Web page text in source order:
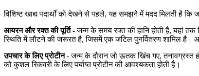
विशिष्ट खाद्य पदार्थों को देखने से पहले, यह समझने में मदद मिलती है कि
आयरन और रक्त की पूर्ति- जन्म के समय रक्त की हानि होती है, यहां तक
स्थिति में लौटने की जरूरत है, जिसमें एक जटिल पुनर्वितरण शामिल है।
उपचार के लिए प्रोटीन- जन्म के दौरान जो ऊतक खिंच गए, तनावग्रस्त
को कुशल रिकवरी के लिए पर्याप्त प्रोटीन की आवश्यकता होती है।